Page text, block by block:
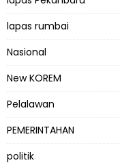
lapas rumbai
Nasional
New KOREM
Pelalawan
PEMERINTAHAN
politik